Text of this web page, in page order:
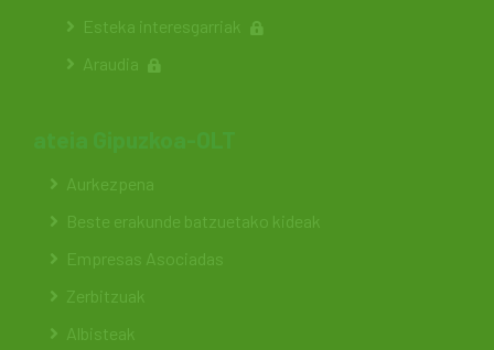
Esteka interesgarriak
Araudia
Aurkezpena
Beste erakunde batzuetako kideak
Empresas Asociadas
Zerbitzuak
Albisteak